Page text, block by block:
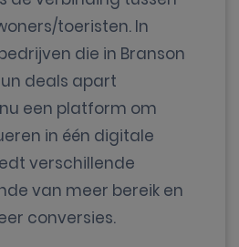
toeristen. In
die in Branson
deals apart
een platform om
in één digitale
verschillende
van meer bereik en
conversies.